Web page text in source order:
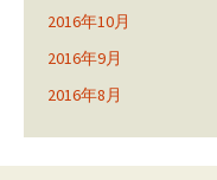
2016年10月
2016年9月
2016年8月